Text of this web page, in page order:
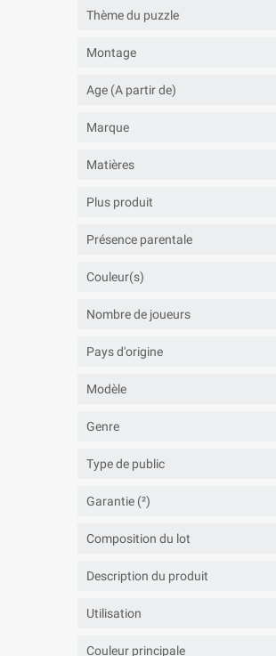
Thème du puzzle
Montage
Age (A partir de)
Marque
Matières
Plus produit
Présence parentale
Couleur(s)
Nombre de joueurs
Pays d'origine
Modèle
Genre
Type de public
Garantie (²)
Composition du lot
Description du produit
Utilisation
Couleur principale